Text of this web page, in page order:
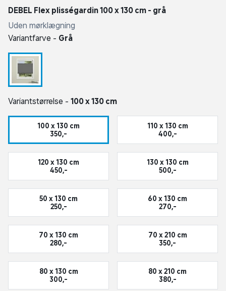
DEBEL Flex plisségardin 100 x 130 cm - grå
Uden mørklægning
Variantfarve - Grå
Variantstørrelse - 100 x 130 cm
100 x 130 cm
350,-
110 x 130 cm
400,-
120 x 130 cm
450,-
130 x 130 cm
500,-
50 x 130 cm
250,-
60 x 130 cm
270,-
70 x 130 cm
280,-
70 x 210 cm
350,-
80 x 130 cm
300,-
80 x 210 cm
380,-